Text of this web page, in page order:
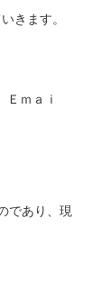
きます。
ｍａｉ
であり、現